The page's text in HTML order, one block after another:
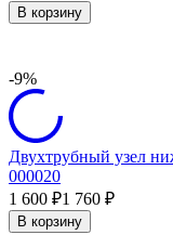
В корзину
-9%
Двухтрубный узел
000020
1 600 ₽1 760 ₽
В корзину